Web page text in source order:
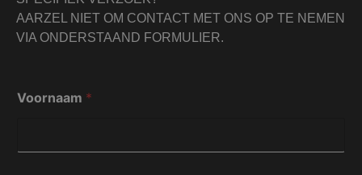
AARZEL NIET OM CONTACT MET ONS OP TE NEMEN
VIA ONDERSTAAND FORMULIER.
Voornaam *